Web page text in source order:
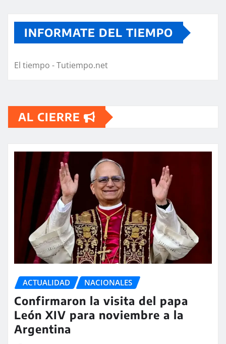
INFORMATE DEL TIEMPO
El tiempo - Tutiempo.net
AL CIERRE
ACTUALIDAD NACIONALES
Confirmaron la visita del papa
León XIV para noviembre a la
Argentina